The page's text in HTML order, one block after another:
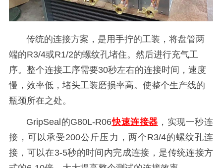
传统的连接方案，是用手拧的工装，将盘管两
端的R3/4或R1/2的螺纹孔堵住。然后进行充气工
序。整个连接工序需要30秒左右的连接时间，速度
慢，效率低，堵头工装磨损率高。使整个生产线的
瓶颈所在之处。
GripSeal的G80L-R06快速连接器 ，实现一秒连
接，可以承受200公斤压力，两个R3/4的螺纹孔连
接，可以在3-5秒的时间内完成连接，是传统连接方